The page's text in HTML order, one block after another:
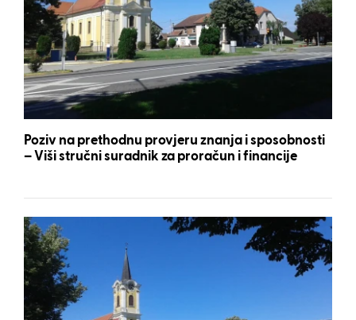
Poziv na prethodnu provjeru znanja i sposobnosti
– Viši stručni suradnik za proračun i financije